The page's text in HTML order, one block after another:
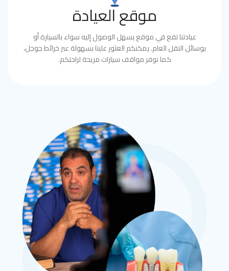
موقع العيادة
عيادتنا تقع في موقع يسهل الوصول إليه سواء بالسيارة أو
بوسائل النقل العام. يمكنكم العثور علينا بسهولة عبر خرائط جوجل،
كما نوفر مواقف سيارات مريحة لراحتكم.